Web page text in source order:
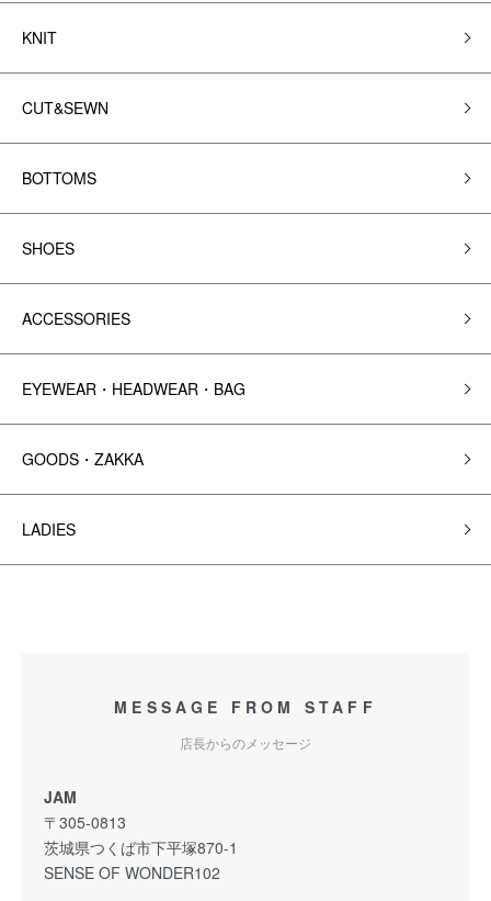
KNIT
CUT&SEWN
BOTTOMS
SHOES
ACCESSORIES
EYEWEAR・HEADWEAR・BAG
GOODS・ZAKKA
LADIES
MESSAGE FROM STAFF
店長からのメッセージ
JAM
〒305-0813
茨城県つくば市下平塚870-1
SENSE OF WONDER102